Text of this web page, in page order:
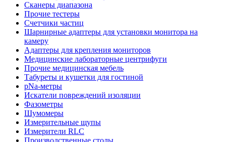
Сканеры диапазона
Прочие тестеры
Счетчики частиц
Шарнирные адаптеры для установки монитора на
камеру
Адаптеры для крепления мониторов
Медицинские лабораторные центрифуги
Прочие медицинская мебель
Табуреты и кушетки для гостиной
pNa-метры
Искатели повреждений изоляции
Фазометры
Шумомеры
Измерительные щупы
Измерители RLC